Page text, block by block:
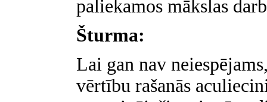
paliekamos mākslas
Šturma:
Lai gan nav
vērtību rašanās